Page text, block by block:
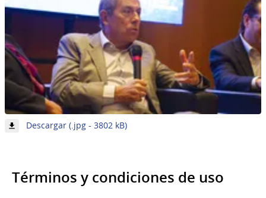
Descargar (.jpg - 3802 kB)-
7
Términos y condiciones de uso